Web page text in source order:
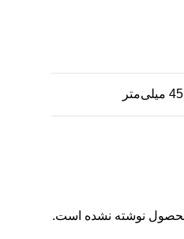
محصول نوشته نشده است.